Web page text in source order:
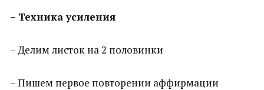
– Техника усиления
– Делим листок на 2 половинки
– Пишем первое повторении аффирмации